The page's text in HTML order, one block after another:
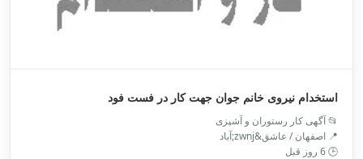
استخدام نیروی خانم جوان جهت کار در فست فود
📂 آگهی کار رستوران و آشپزی
📍 اصفهان / عاشق&zwnj;آباد
🕒 6 روز قبل